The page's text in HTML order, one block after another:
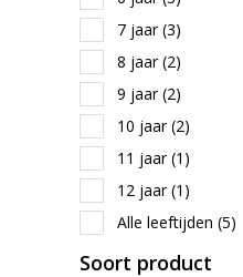
7 jaar(3)
8 jaar(2)
9 jaar(2)
10 jaar(2)
11 jaar(1)
12 jaar(1)
Alle leeftijden (5)
Soort product